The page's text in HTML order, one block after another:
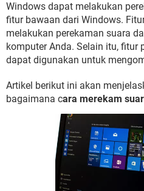
Jenis-jenis Network atau Jaringan
Windows dapat melakukan
fitur bawaan dari Windows.
melakukan perekaman suara
komputer Anda. Selain itu, fitur
dapat digunakan untuk
Artikel berikut ini akan
bagaimana cara merekam